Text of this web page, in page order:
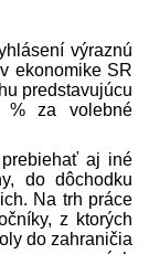
výraznú
ekonomike SR
pred­stavujúcu
% za volebné
aj iné
do dôchodku
Na trh práce
z ktorých
do zahraničia